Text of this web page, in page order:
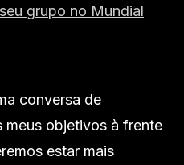
grupo no Mundial
conversa de
meus objetivos à frente
estar mais